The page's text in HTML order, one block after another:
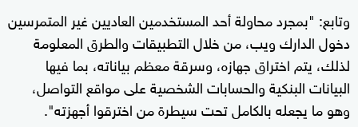
وتابع: "بمجرد محاولة أحد المستخدمين العاديين غير المتمرسين
دخول الدارك ويب، من خلال التطبيقات والطرق المعلومة
لذلك، يتم اختراق جهازه، وسرقة معظم بياناته، بما فيها
البيانات البنكية والحسابات الشخصية على مواقع التواصل،
وهو ما يجعله بالكامل تحت سيطرة من اخترقوا أجهزته".